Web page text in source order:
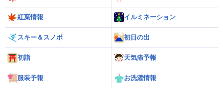
紅葉情報 イルミネーション
スキー＆スノボ 初日の出
初詣 天気痛予報
服装予報 お洗濯情報